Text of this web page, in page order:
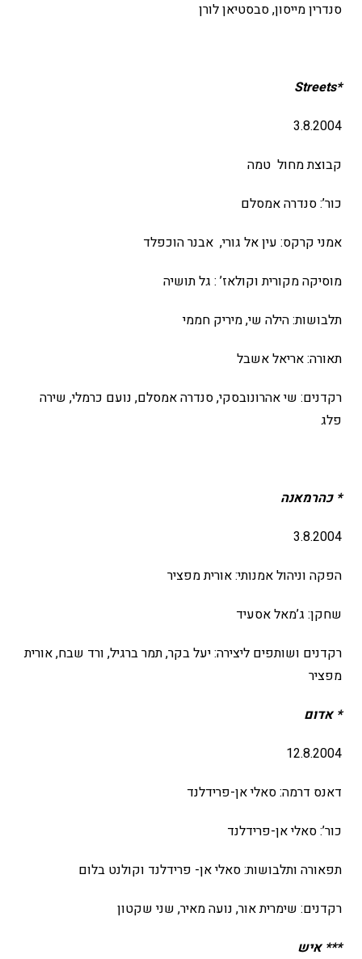
סנדרין מייסון, סבסטיאן לורן
*
Streets
3.8.2004
קבוצת מחול טמה
כור’: סנדרה אמסלם
אמני קרקס: עין אל גורי, אבנר הוכפלד
מוסיקה מקורית וקולאז’ : גל תושיה
תלבושות: הילה שי, מיריק חממי
תאורה: אריאל אשבל
רקדנים: שי אהרונובסקי, סנדרה אמסלם, נועם כרמלי, שירה
פלג
* כהרמאנה
3.8.2004
הפקה וניהול אמנותי: אורית מפציר
שחקן: ג’מאל אסעיד
רקדנים ושותפים ליצירה: יעל בקר, תמר ברגיל, ורד שבח, אורית
מפציר
* אדום
12.8.2004
דאנס דרמה: סאלי אן-פרידלנד
כור’: סאלי אן-פרידלנד
תפאורה ותלבושות: סאלי אן- פרידלנד וקולנט בלום
רקדנים: שימרית אור, נועה מאיר, שני שקטון
*** איש